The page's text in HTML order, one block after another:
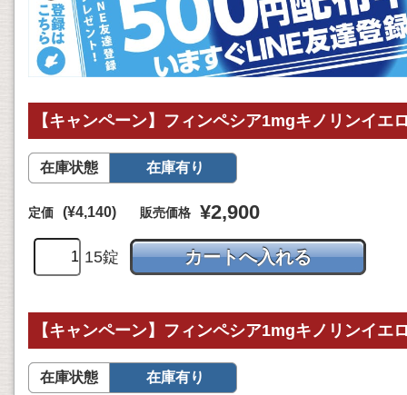
【キャンペーン】フィンペシア1mgキノリンイエ
在庫状態 在庫有り
定価 (¥4,140) 販売価格 ¥2,900
15錠
【キャンペーン】フィンペシア1mgキノリンイエ
在庫状態 在庫有り